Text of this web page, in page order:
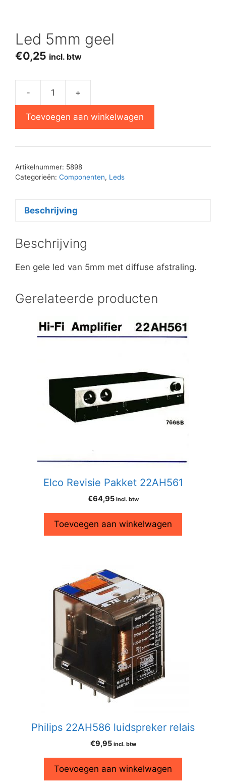
Led 5mm geel
€0,25 incl. btw
-
geel
+
Toevoegen aan winkelwagen
Artikelnummer: 5898
Categorieën: Componenten, Leds
Beschrijving
Beschrijving
Een gele led van 5mm met diffuse afstraling.
Gerelateerde producten
Elco Revisie Pakket 22AH561
€64,95 incl. btw
Toevoegen aan winkelwagen
Philips 22AH586 luidspreker relais
€9,95 incl. btw
Toevoegen aan winkelwagen